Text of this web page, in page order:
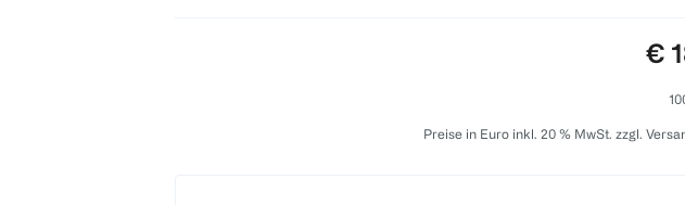
€
Preise in Euro inkl. 20 % MwSt. zzgl.